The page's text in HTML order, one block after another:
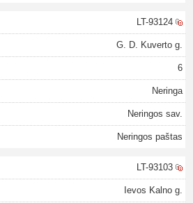
LT-93124
G. D. Kuverto g.
6
Neringa
Neringos sav.
Neringos paštas
LT-93103
Ievos Kalno g.